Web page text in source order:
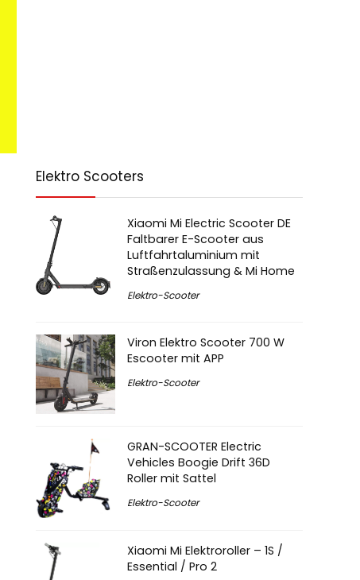
Elektro Scooters
Xiaomi Mi Electric Scooter DE
Faltbarer E-Scooter aus
Luftfahrtaluminium mit
Straßenzulassung & Mi Home
Elektro-Scooter
Viron Elektro Scooter 700 W
Escooter mit APP
Elektro-Scooter
GRAN-SCOOTER Electric
Vehicles Boogie Drift 36D
Roller mit Sattel
Elektro-Scooter
Xiaomi Mi Elektroroller – 1S /
Essential / Pro 2